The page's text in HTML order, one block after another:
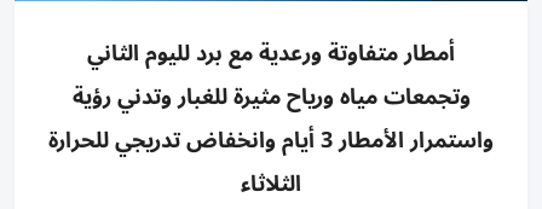
أمطار متفاوتة ورعدية مع برد لليوم الثاني
وتجمعات مياه ورياح مثيرة للغبار وتدني رؤية
واستمرار الأمطار 3 أيام وانخفاض تدريجي للحرارة
الثلاثاء